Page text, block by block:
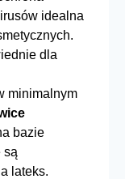
idealna
dla
minimalnym
bazie
są
lateks.